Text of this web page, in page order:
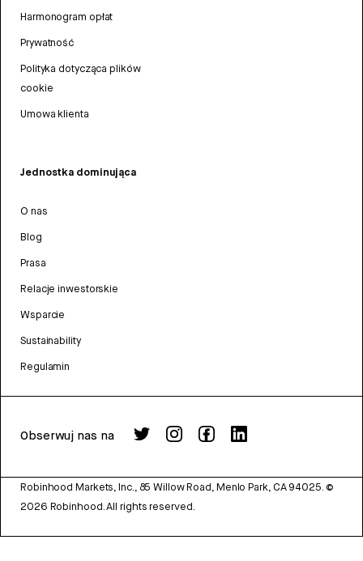
Harmonogram opłat
Prywatność
Polityka dotycząca plików
cookie
Umowa klienta
Jednostka dominująca
O nas
Blog
Prasa
Relacje inwestorskie
Wsparcie
Sustainability
Regulamin
Obserwuj nas na
Robinhood Markets, Inc., 85 Willow Road, Menlo Park, CA 94025. ©
2026 Robinhood. All rights reserved.